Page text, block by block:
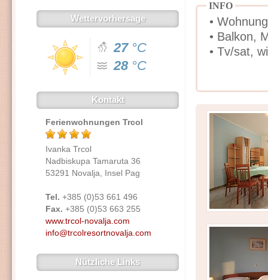
Wettervorhersage
27°C
28°C
Kontakt
Ferienwohnungen Trcol
Ivanka Trcol
Nadbiskupa Tamaruta 36
53291 Novalja, Insel Pag
Tel. +385 (0)53 661 496
Fax. +385 (0)53 663 255
www.trcol-novalja.com
info@trcolresortnovalja.com
Nützliche Links
INFO
•
• Balkon,
• Tv/sat,